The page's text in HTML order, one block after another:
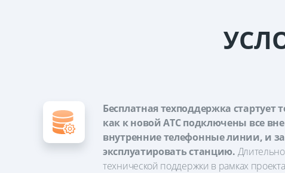
Бесплатная техподдержка стартует
как к новой АТС подключены все
внутренние телефонные линии, и
эксплуатировать станцию.
технической поддержки в рамках